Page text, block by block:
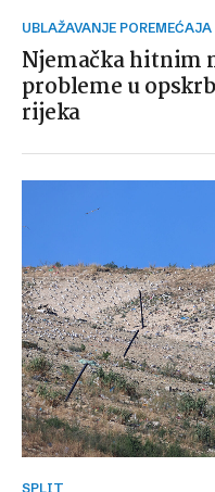
UBLAŽAVANJE POREMEĆAJA
Njemačka hitnim
probleme u
rijeka
SPLIT